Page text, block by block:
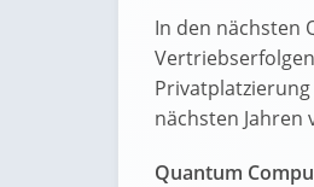
In den nächsten
nächsten Jahren
Quantum